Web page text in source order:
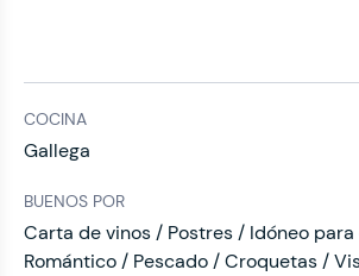
COCINA
Gallega
BUENOS POR
Carta de vinos / Postres / Idóneo
Romántico / Pescado / Croquetas /